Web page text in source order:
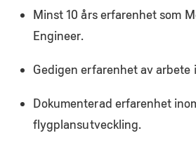
Minst 10 års erfarenhet som
Engineer.
Gedigen erfarenhet av arbete
Dokumenterad erfarenhet
flygplansutveckling.